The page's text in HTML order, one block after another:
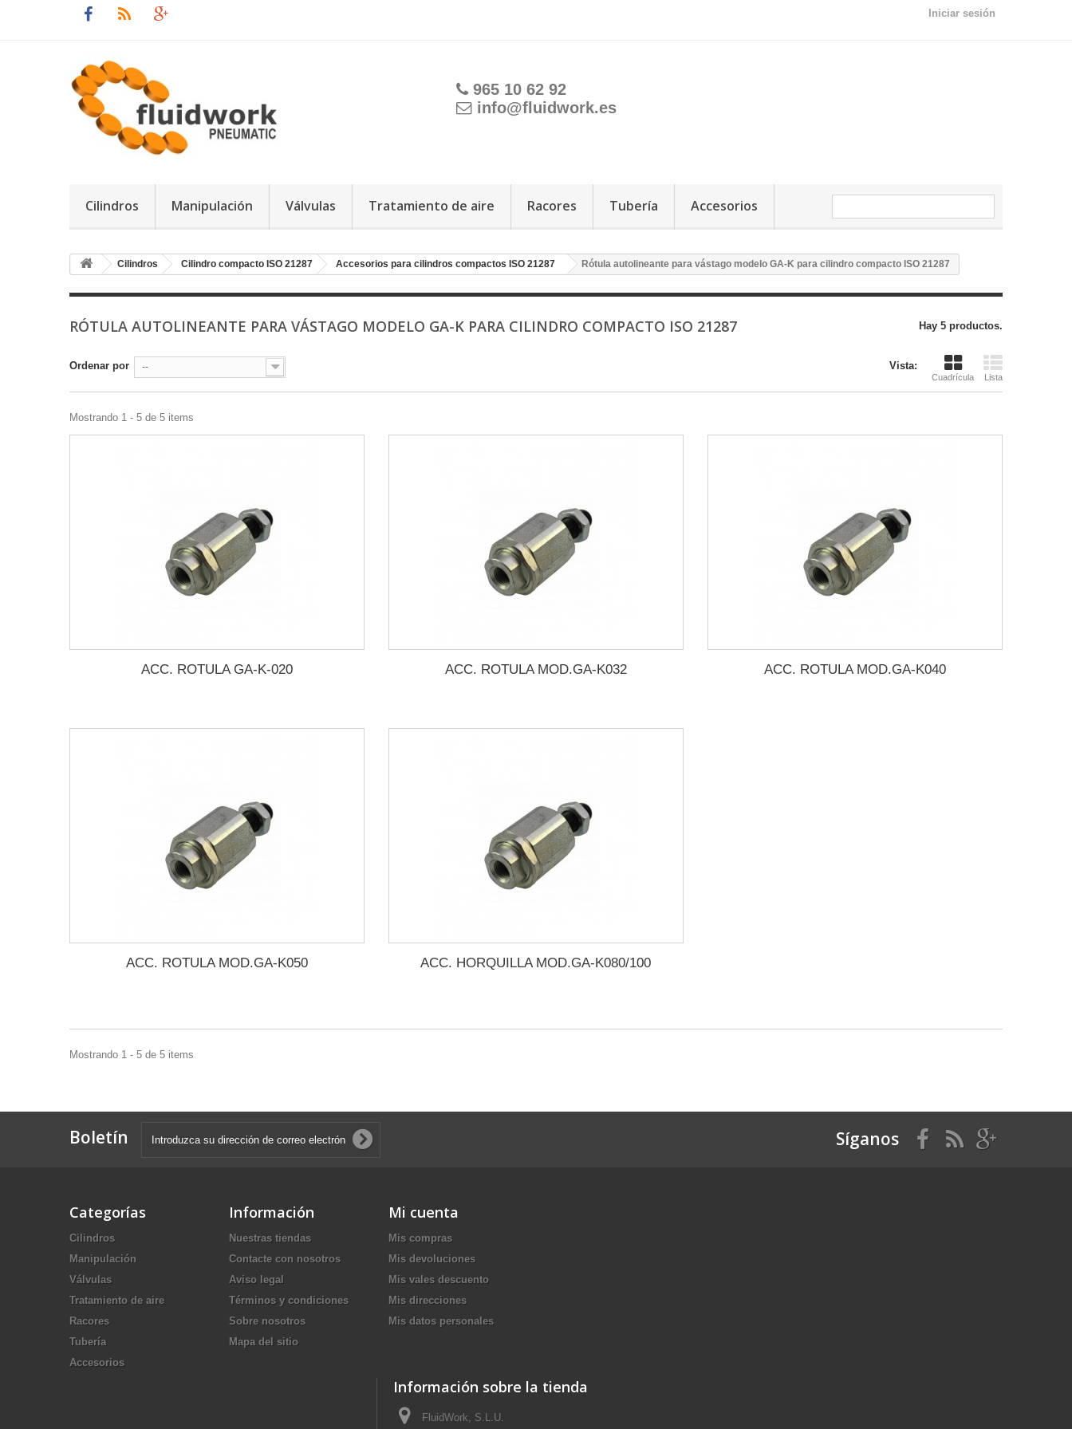
Iniciar sesión
965 10 62 92
info@fluidwork.es
Cilindros Manipulación Válvulas Tratamiento de aire Racores Tubería Accesorios
Cilindros Cilindro compacto ISO 21287 Accesorios para cilindros compactos ISO 21287 Rótula autolineante para vástago modelo GA-K para cilindro compacto ISO 21287
RÓTULA AUTOLINEANTE PARA VÁSTAGO MODELO GA-K PARA CILINDRO COMPACTO ISO 21287 Hay 5 productos.
Vista:
Cuadrícula Lista
Ordenar por --
Mostrando 1 - 5 de 5 items
ACC. ROTULA GA-K-020 ACC. ROTULA MOD.GA-K032 ACC. ROTULA MOD.GA-K040
ACC. ROTULA MOD.GA-K050 ACC. HORQUILLA MOD.GA-K080/100
Mostrando 1 - 5 de 5 items
Boletín Síganos
Categorías
Cilindros
Manipulación
Válvulas
Tratamiento de aire
Racores
Tubería
Accesorios
Información
Nuestras tiendas
Contacte con nosotros
Aviso legal
Términos y condiciones
Sobre nosotros
Mapa del sitio
Mi cuenta
Mis compras
Mis devoluciones
Mis vales descuento
Mis direcciones
Mis datos personales
Información sobre la tienda
FluidWork, S.L.U.